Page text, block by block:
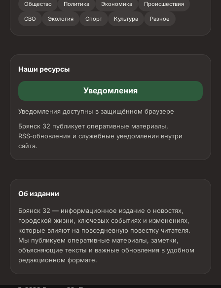
Общество Политика Экономика Происшествия
СВО Экология Спорт Культура Разное
Наши ресурсы
Уведомления
Уведомления доступны в защищённом браузере
Брянск 32 публикует оперативные материалы,
RSS‑обновления и служебные уведомления внутри
сайта.
Об издании
Брянск 32 — информационное издание о новостях,
городской жизни, ключевых событиях и изменениях,
которые влияют на повседневную повестку читателя.
Мы публикуем оперативные материалы, заметки,
объясняющие тексты и важные обновления в удобном
редакционном формате.